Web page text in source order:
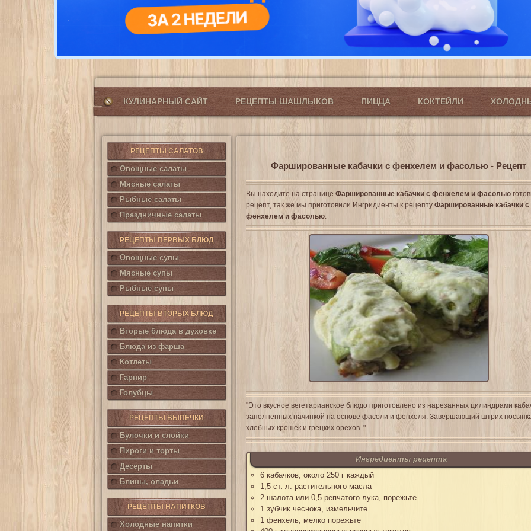
КУЛИНАРНЫЙ САЙТ РЕЦЕПТЫ ШАШЛЫКОВ ПИЦЦА КОКТЕЙЛИ
РЕЦЕПТЫ САЛАТОВ
Овощные салаты
Мясные салаты
Рыбные салаты
Праздничные салаты
РЕЦЕПТЫ ПЕРВЫХ БЛЮД
Овощные супы
Мясные супы
Рыбные супы
РЕЦЕПТЫ ВТОРЫХ БЛЮД
Вторые блюда в духовке
Блюда из фарша
Котлеты
Гарнир
Голубцы
РЕЦЕПТЫ ВЫПЕЧКИ
Булочки и слойки
Пироги и торты
Десерты
Блины, оладьи
РЕЦЕПТЫ НАПИТКОВ
Холодные напитки
Фаршированные кабачки с фенхелем и фасолью - Рецепт
Вы находите на странице Фаршированные кабачки с фенхелем и фасолью
рецепт, так же мы приготовили Ингридиенты к рецепту Фаршированные кабачки с
фенхелем и фасолью
"Это вкусное вегетарианское блюдо приготовлено из нарезанных цилиндрами
заполненных начинкой на основе фасоли и фенхеля. Завершающий штрих
хлебных крошек и грецких орехов. "
Ингредиенты рецепта
6 кабачков, около 250 г каждый
1,5 ст. л. растительного масла
2 шалота или 0,5 репчатого лука, порежьте
1 зубчик чеснока, измельчите
1 фенхель, мелко порежьте